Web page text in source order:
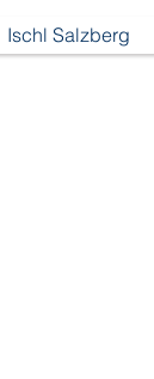
Ischl Salzberg